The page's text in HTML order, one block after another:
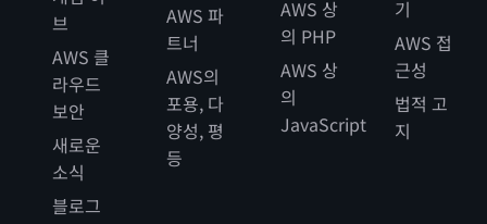
브
AWS 클
라우드
보안
새로운
소식
블로그
AWS 파
트너
AWS의
포용, 다
양성, 평
등
AWS 상
의 PHP
AWS 상
의
JavaScript
기
AWS 접
근성
법적 고
지